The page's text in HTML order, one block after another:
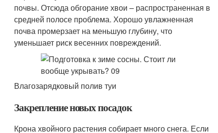
Крона хвойного растения собирает много снега. Если
будет обильный снегопад при плюсовой температуре,
на ветвях может налипнуть такая снежная масса, что
не успевшие укорениться саженцы вывернет с
корнями. После ледяного дождя падают и кренятся
даже небольшие, до метра высотой, растения. В
ожидании снегопадов все посадки текущего года
основательно закрепите растяжками, чтобы
обрываются мелкие корешки, и затягивается срок
приживаемости растений.